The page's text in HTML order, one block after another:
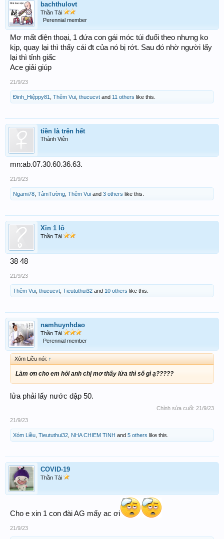
bachthulovt
Thần Tài
Perennial member
Mơ mất điện thoại, 1 đứa con gái móc túi đuổi theo nhưng ko
kịp, quay lại thì thấy cái đt của nó bị rớt. Sau đó nhờ người lấy
lại thì tỉnh giấc
Ace giải giúp
21/9/23
Đinh_Hiệppy81 Thêm Vui thucucvt and 11 others like this.
tiền là trên hết
Thành Viên
mn:ab.07.30.60.36.63.
21/9/23
Ngami78 TâmTường Thêm Vui and 3 others like this.
Xin 1 lô
Thần Tài
38 48
21/9/23
Thêm Vui thucucvt Tieututhui32 and 10 others like this.
namhuynhdao
Thần Tài
Perennial member
Xóm Liều nói: ↑
Làm ơn cho em hỏi anh chị mơ thấy lửa thì số gì ạ?????
lửa phải lấy nước dập 50.
Chỉnh sửa cuối: 21/9/23
21/9/23
Xóm Liều Tieututhui32 NHA CHIEM TINH and 5 others like this.
COVID-19
Thần Tài
Cho e xin 1 con đài AG mấy ac ơi
21/9/23